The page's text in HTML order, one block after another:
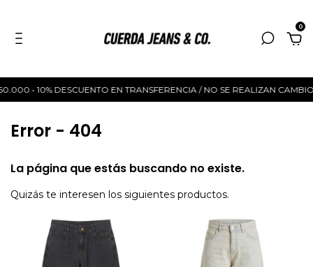
0
• 10% DESCUENTO EN TRANSFERENCIA / NO SE REALIZAN
Error - 404
La página que estás buscando no existe.
Quizás te interesen los siguientes productos.